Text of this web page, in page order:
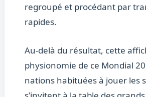
regroupé et procédant par
rapides.
Au-delà du résultat, cette
physionomie de ce Mondial
nations habituées à jouer les